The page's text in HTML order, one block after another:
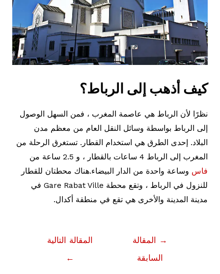
كيف أذهب إلى الرباط؟
نظرًا لأن الرباط هي عاصمة المغرب ، فمن السهل الوصول
إلى الرباط بواسطة وسائل النقل العام من معظم مدن
البلاد. إحدى الطرق هي استخدام القطار. تستغرق الرحلة من
المغرب إلى الرباط 4 ساعات بالقطار ، و 2.5 ساعة من
فاس وساعة واحدة من الدار البيضاء.هناك محطتان للقطار
للنزول في الرباط ، وتقع محطة Gare Rabat Ville في
مدينة المدينة والأخرى هي تقع في منطقة أكدال.
→ المقالة
السابقة
المقالة التالية
←